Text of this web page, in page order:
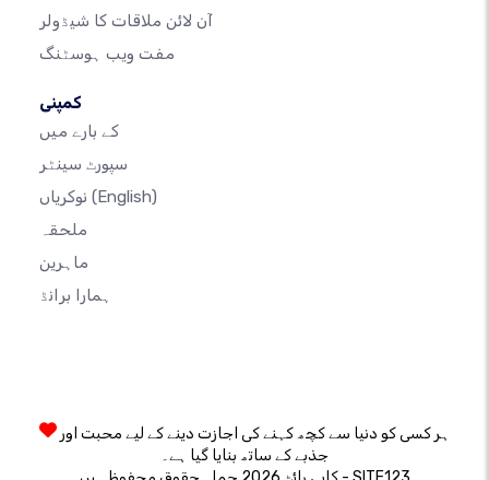
آن لائن ملاقات کا شیڈولر
مفت ویب ہوسٹنگ
کمپنی
کے بارے میں
سپورٹ سینٹر
(English)
ملحقہ
ماہرین
ہمارا برانڈ
جذبے کے ساتھ بنایا گیا ہے۔